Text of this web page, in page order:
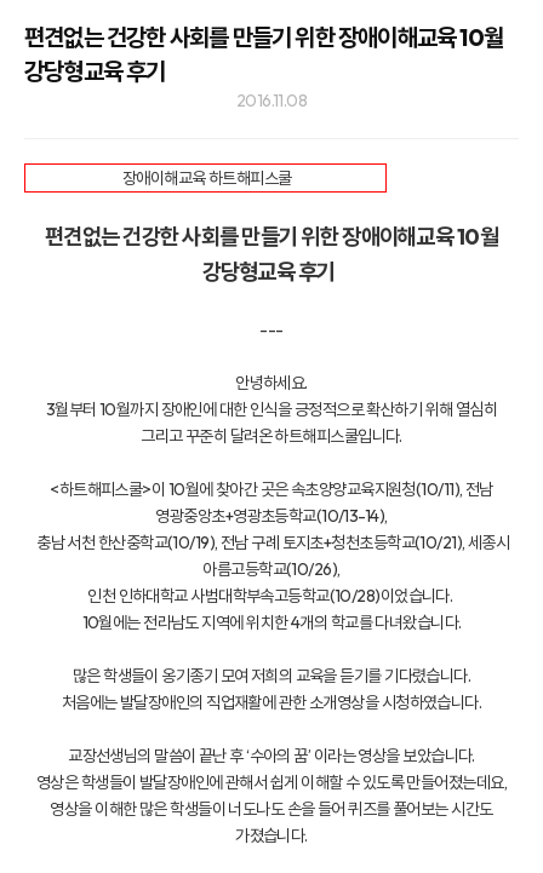
편견없는 건강한 사회를 만들기 위한 장애이해교육 10월
강당형교육 후기
2016.11.08
장애이해교육 하트해피스쿨
편견없는 건강한 사회를 만들기 위한 장애이해교육 10월
강당형교육 후기
---
안녕하세요.
3월부터 10월까지 장애인에 대한 인식을 긍정적으로 확산하기 위해 열심히
그리고 꾸준히 달려온 하트해피스쿨입니다.
<하트해피스쿨>이 10월에 찾아간 곳은 속초양양교육지원청(10/11), 전남
영광중앙초+영광초등학교(10/13-14),
충남 서천 한산중학교(10/19), 전남 구례 토지초+청천초등학교(10/21), 세종시
아름고등학교(10/26),
인천 인하대학교 사범대학부속고등학교(10/28)이었습니다.
10월에는 전라남도 지역에 위치한 4개의 학교를 다녀왔습니다.
많은 학생들이 옹기종기 모여 저희의 교육을 듣기를 기다렸습니다.
처음에는 발달장애인의 직업재활에 관한 소개영상을 시청하였습니다.
교장선생님의 말씀이 끝난 후 ‘수아의 꿈’ 이라는 영상을 보았습니다.
영상은 학생들이 발달장애인에 관해서 쉽게 이해할 수 있도록 만들어졌는데요,
영상을 이해한 많은 학생들이 너도나도 손을 들어 퀴즈를 풀어보는 시간도
가졌습니다.